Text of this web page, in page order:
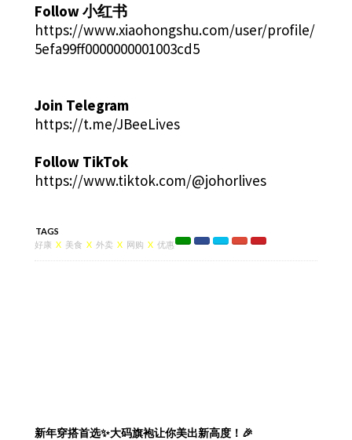
Follow 小红书
https://www.xiaohongshu.com/user/profile/
5efa99ff0000000001003cd5
Join Telegram
https://t.me/JBeeLives
Follow TikTok
https://www.tiktok.com/@johorlives
TAGS
好康 X 美食 X 外卖 X 网购 X 优惠
新年穿搭首选✨大码旗袍让你美出新高度！🎉